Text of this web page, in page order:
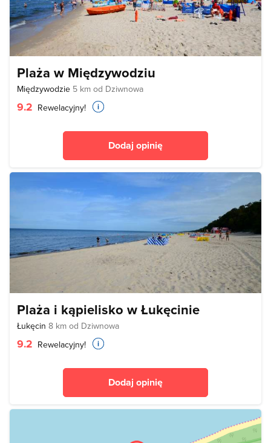
Plaża w Międzywodziu
Międzywodzie 5 km od Dziwnowa
9.2 Rewelacyjny!
Dodaj opinię
Plaża i kąpielisko w Łukęcinie
Łukęcin 8 km od Dziwnowa
9.2 Rewelacyjny!
Dodaj opinię